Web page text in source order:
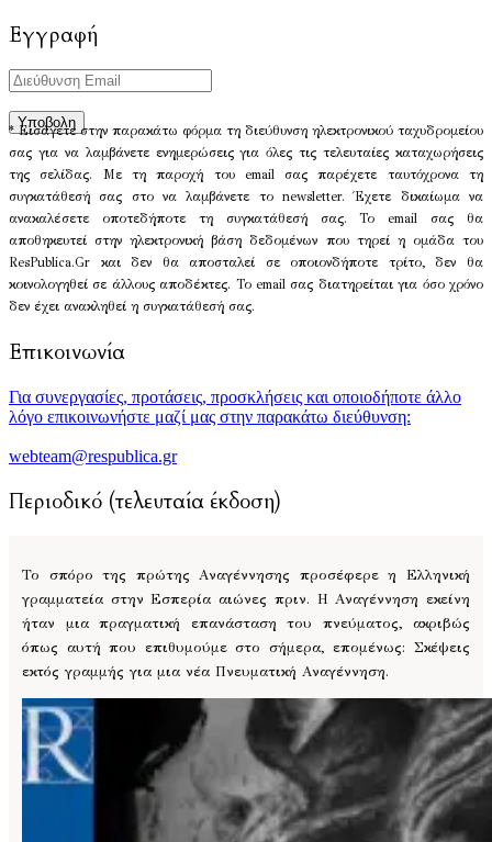
Εγγραφή
* Εισάγετε στην παρακάτω φόρμα τη διεύθυνση ηλεκτρονικού ταχυδρομείου
σας για να λαμβάνετε ενημερώσεις για όλες τις τελευταίες καταχωρήσεις
της σελίδας. Με τη παροχή του email σας παρέχετε ταυτόχρονα τη
συγκατάθεσή σας στο να λαμβάνετε το newsletter. Έχετε δικαίωμα να
ανακαλέσετε οποτεδήποτε τη συγκατάθεσή σας. Το email σας θα
αποθηκευτεί στην ηλεκτρονική βάση δεδομένων που τηρεί η ομάδα του
ResPublica.Gr και δεν θα αποσταλεί σε οποιονδήποτε τρίτο, δεν θα
κοινολογηθεί σε άλλους αποδέκτες. Το email σας διατηρείται για όσο χρόνο
δεν έχει ανακληθεί η συγκατάθεσή σας.
Επικοινωνία
Για συνεργασίες, προτάσεις, προσκλήσεις και οποιοδήποτε άλλο
λόγο επικοινωνήστε μαζί μας στην παρακάτω διεύθυνση:
webteam@respublica.gr
Περιοδικό (τελευταία έκδοση)
Το σπόρο της πρώτης Αναγέννησης προσέφερε η Ελληνική
γραμματεία στην Εσπερία αιώνες πριν. Η Αναγέννηση εκείνη
ήταν μια πραγματική επανάσταση του πνεύματος, ακριβώς
όπως αυτή που επιθυμούμε στο σήμερα, επομένως: Σκέψεις
εκτός γραμμής για μια νέα Πνευματική Αναγέννηση.